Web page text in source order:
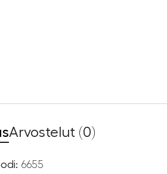
Arvostelut (0)
6655